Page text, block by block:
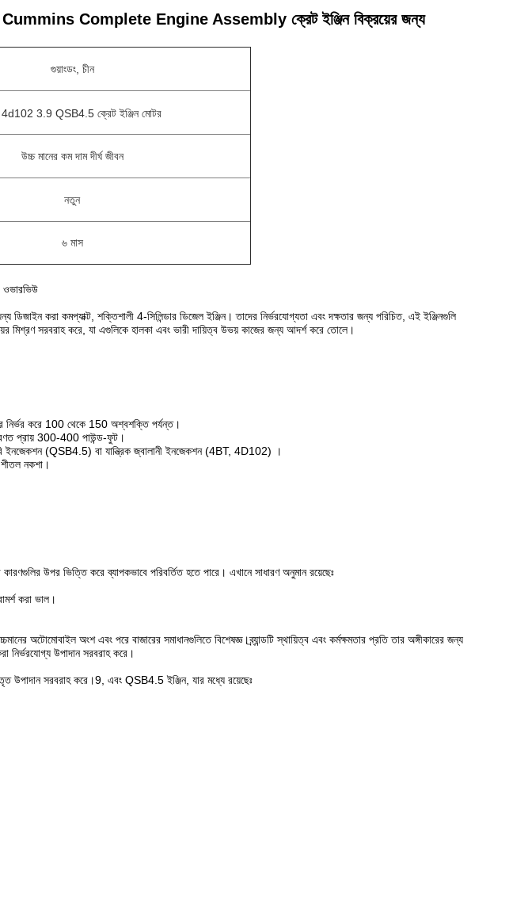
Complete Engine Assembly ক্রেট ইঞ্জিন বিক্রয়ের জন্য
গুয়াংডং, চীন
3.9 QSB4.5 ক্রেট ইঞ্জিন মোটর
উচ্চ মানের কম দাম দীর্ঘ জীবন
নতুন
৬ মাস
করা কমপ্যাক্ট, শক্তিশালী 4-সিলিন্ডার ডিজেল ইঞ্জিন। তাদের নির্ভরযোগ্যতা এবং দক্ষতার জন্য পরিচিত, এই ইঞ্জিনগুলি
মিশ্রণ সরবরাহ করে, যা এগুলিকে হালকা এবং ভারী দায়িত্ব উভয় কাজের জন্য আদর্শ করে তোলে।
নির্ভর করে 100 থেকে 150 অশ্বশক্তি পর্যন্ত।
প্রায় 300-400 পাউন্ড-ফুট।
ইনজেকশন (QSB4.5) বা যান্ত্রিক জ্বালানী ইনজেকশন (4BT, 4D102) ।
শীতল নকশা।
উপর ভিত্তি করে ব্যাপকভাবে পরিবর্তিত হতে পারে। এখানে সাধারণ অনুমান রয়েছেঃ
করা ভাল।
অটোমোবাইল অংশ এবং পরে বাজারের সমাধানগুলিতে বিশেষজ্ঞ।ব্র্যান্ডটি স্থায়িত্ব এবং কর্মক্ষমতার প্রতি তার অঙ্গীকারের জন্য
উপাদান সরবরাহ করে।
সরবরাহ করে।9, এবং QSB4.5 ইঞ্জিন, যার মধ্যে রয়েছেঃ